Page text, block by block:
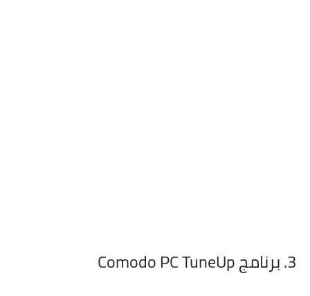
3. برنامج Comodo PC TuneUp